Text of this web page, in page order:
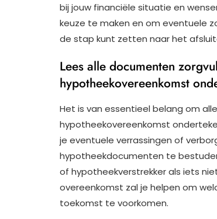
bij jouw financiële situatie en
keuze te maken en om eventuele
de stap kunt zetten naar het
Lees alle documenten
hypotheekovereenkomst
Het is van essentieel belang om
hypotheekovereenkomst
je eventuele verrassingen of
hypotheekdocumenten te
of hypotheekverstrekker als iets
overeenkomst zal je helpen om
toekomst te voorkomen.